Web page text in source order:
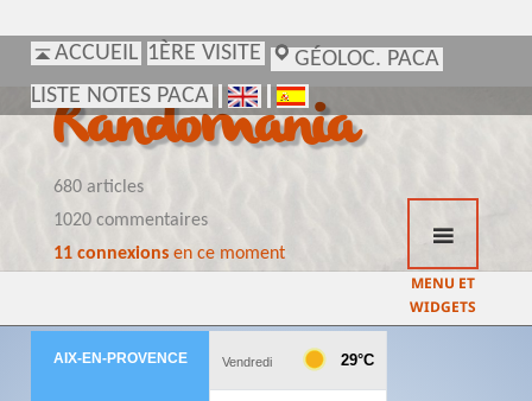
ACCUEIL 1ÈRE VISITE
GÉOLOC. PACA
LISTE NOTES PACA
Randomania
680 articles
1020 commentaires
11 connexionsen ce moment
MENU ET
WIDGETS
ACCUEIL 1ÈRE VISITE
GÉOLOC. PACA
LISTE NOTES PACA